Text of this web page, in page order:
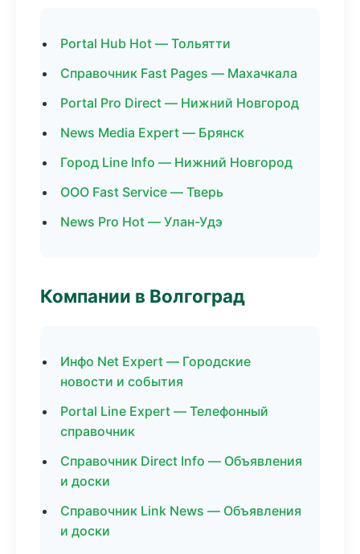
Portal Hub Hot — Тольятти
Справочник Fast Pages — Махачкала
Portal Pro Direct — Нижний Новгород
News Media Expert — Брянск
Город Line Info — Нижний Новгород
ООО Fast Service — Тверь
News Pro Hot — Улан-Удэ
Компании в Волгоград
Инфо Net Expert — Городские
новости и события
Portal Line Expert — Телефонный
справочник
Справочник Direct Info — Объявления
и доски
Справочник Link News — Объявления
и доски